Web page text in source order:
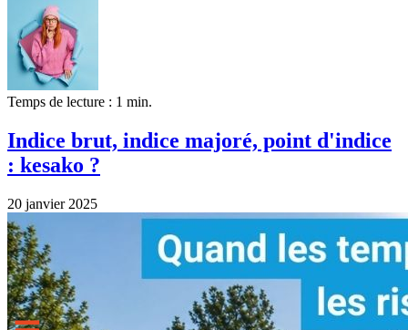
Temps de lecture : 1 min.
Indice brut, indice majoré, point d'indice
: kesako ?
20 janvier 2025